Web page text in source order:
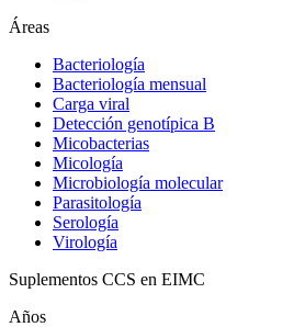
Áreas
Bacteriología
Bacteriología mensual
Carga viral
Detección genotípica B
Micobacterias
Micología
Microbiología molecular
Parasitología
Serología
Virología
Suplementos CCS en EIMC
Años